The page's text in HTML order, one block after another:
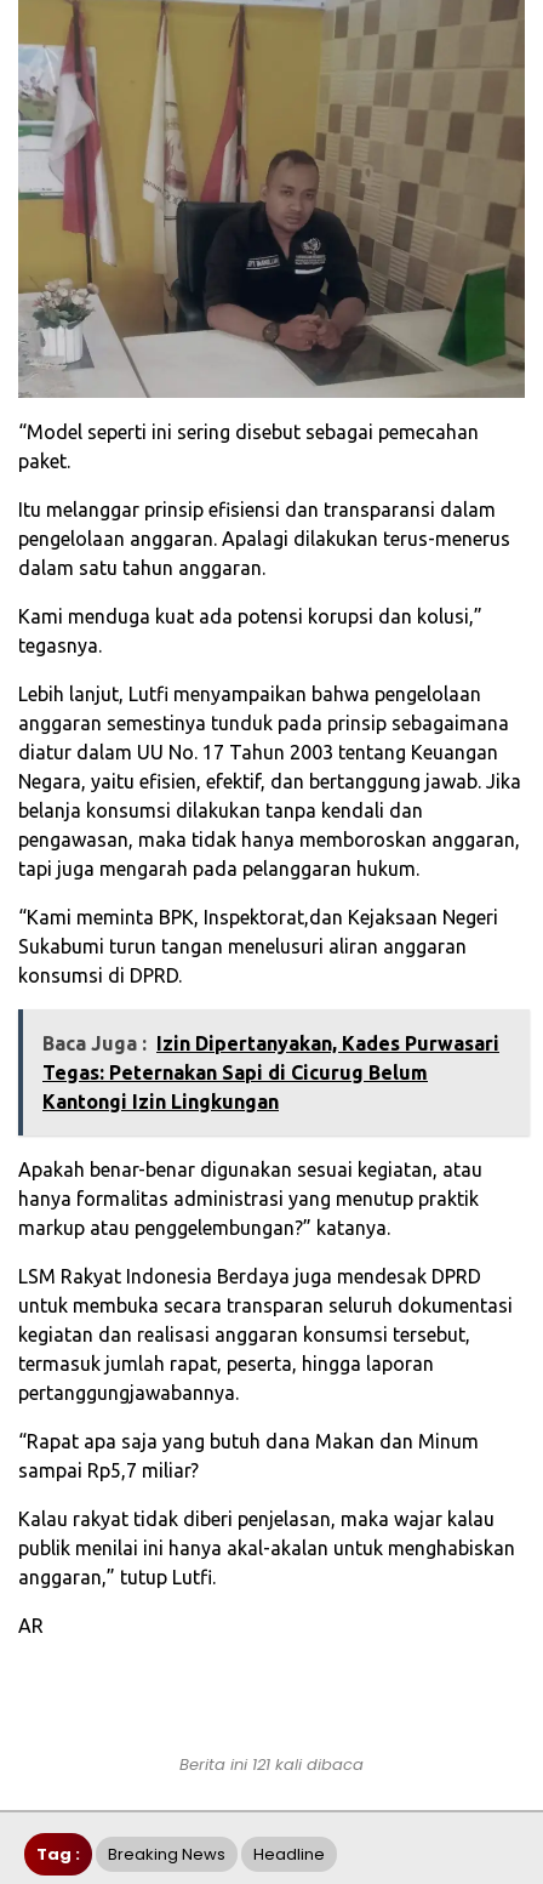
“Model seperti ini sering disebut sebagai pemecahan
paket.
Itu melanggar prinsip efisiensi dan transparansi dalam
pengelolaan anggaran. Apalagi dilakukan terus-menerus
dalam satu tahun anggaran.
Kami menduga kuat ada potensi korupsi dan kolusi,”
tegasnya.
Lebih lanjut, Lutfi menyampaikan bahwa pengelolaan
anggaran semestinya tunduk pada prinsip sebagaimana
diatur dalam UU No. 17 Tahun 2003 tentang Keuangan
Negara, yaitu efisien, efektif, dan bertanggung jawab. Jika
belanja konsumsi dilakukan tanpa kendali dan
pengawasan, maka tidak hanya memboroskan anggaran,
tapi juga mengarah pada pelanggaran hukum.
“Kami meminta BPK, Inspektorat,dan Kejaksaan Negeri
Sukabumi turun tangan menelusuri aliran anggaran
konsumsi di DPRD.
Baca Juga : Izin Dipertanyakan, Kades Purwasari
Tegas: Peternakan Sapi di Cicurug Belum
Kantongi Izin Lingkungan
Apakah benar-benar digunakan sesuai kegiatan, atau
hanya formalitas administrasi yang menutup praktik
markup atau penggelembungan?” katanya.
LSM Rakyat Indonesia Berdaya juga mendesak DPRD
untuk membuka secara transparan seluruh dokumentasi
kegiatan dan realisasi anggaran konsumsi tersebut,
termasuk jumlah rapat, peserta, hingga laporan
pertanggungjawabannya.
“Rapat apa saja yang butuh dana Makan dan Minum
sampai Rp5,7 miliar?
Kalau rakyat tidak diberi penjelasan, maka wajar kalau
publik menilai ini hanya akal-akalan untuk menghabiskan
anggaran,” tutup Lutfi.
AR
Berita ini 121 kali dibaca
Tag : Breaking News Headline